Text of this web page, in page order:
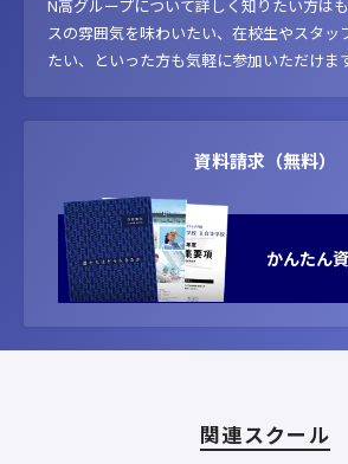
N高グループについて詳しく知りたい方は
スの雰囲気を味わいたい、在校生やスタッ
たい、といった方も気軽に参加いただけます
資料請求（無料）
かんたん
関連スクール